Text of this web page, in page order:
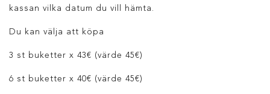
kassan vilka datum du vill hämta.
Du kan välja att köpa
3 st buketter x 43€ (värde 45€)
6 st buketter x 40€ (värde 45€)